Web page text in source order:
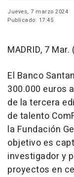
Jueves, 7 marzo 2024
Publicado: 17:45
MADRID, 7 Mar.
El Banco
300.000 euros
de la tercera
de talento
la Fundación
objetivo es
investigador y
proyectos en